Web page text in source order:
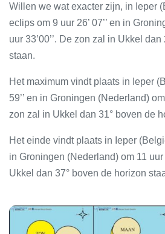
Willen we wat exacter zijn, in Ieper
eclips om 9 uur 26’ 07’’ en in
uur 33’00’’. De zon zal in Ukkel
staan.
Het maximum vindt plaats in Ieper
59’’ en in Groningen (Nederland) om
zon zal in Ukkel dan 31° boven de
Het einde vindt plaats in Ieper
in Groningen (Nederland) om 11 uur
Ukkel dan 37° boven de horizon